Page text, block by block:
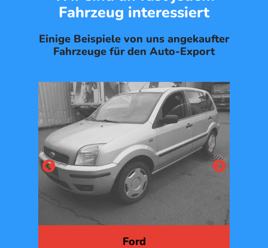
Fahrzeug interessiert
Einige Beispiele von uns angekaufter
Fahrzeuge für den Auto-Export
Fiat